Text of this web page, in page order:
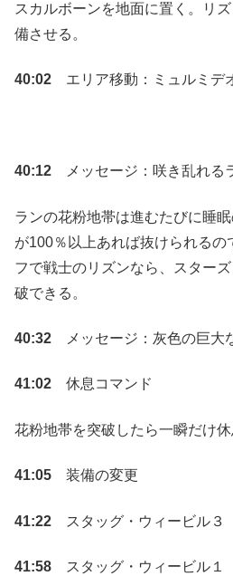
スカルボーンを地面に置く。リ
備させる。
40:02 エリア移動：ミュルミデ
40:12 メッセージ：咲き乱れる
ランの花粉地帯は進むたびに睡
が100％以上あれば抜けられる
フで戦士のリズンなら、スター
破できる。
40:32 メッセージ：灰色の巨大
41:02 休息コマンド
花粉地帯を突破したら一瞬だけ休
41:05 装備の変更
41:22 スタッグ・ウィービル３
41:58 スタッグ・ウィービル１